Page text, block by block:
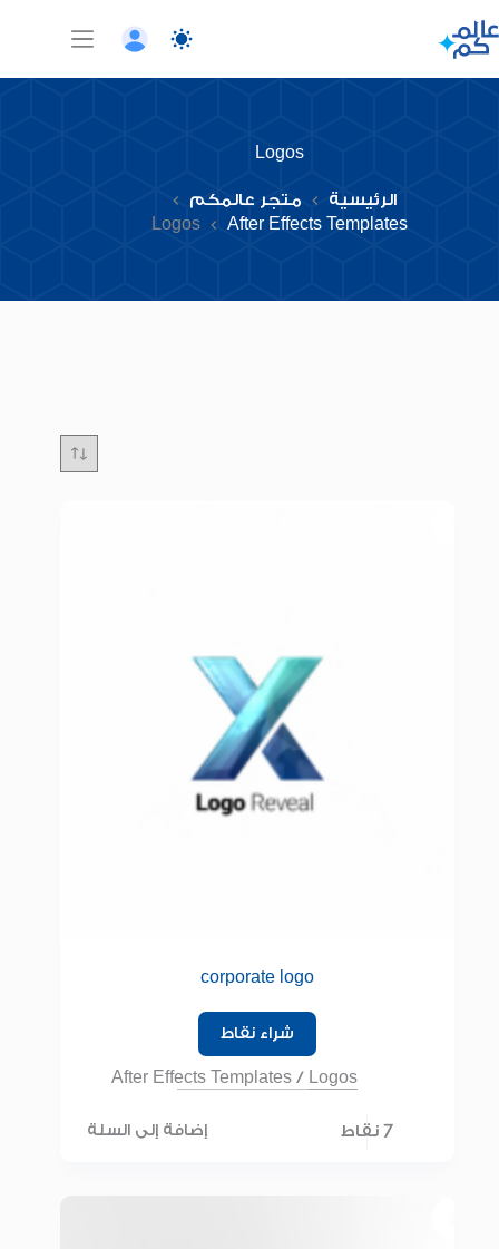
إلى
المحتوى
Logos
الرئيسية
متجر عالمكم
After Effects Templates
Logos
corporate logo
شراء نقاط
After Effects Templates / Logos
7 نقاط إضافة إلى السلة